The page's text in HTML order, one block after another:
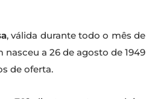
, válida durante todo o mês de
a 26 de agosto de 1949
de oferta.